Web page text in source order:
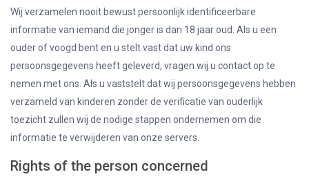
Wij verzamelen nooit bewust persoonlijk identificeerbare
informatie van iemand die jonger is dan 18 jaar oud. Als u een
ouder of voogd bent en u stelt vast dat uw kind ons
persoonsgegevens heeft geleverd, vragen wij u contact op te
nemen met ons. Als u vaststelt dat wij persoonsgegevens hebben
verzameld van kinderen zonder de verificatie van ouderlijk
toezicht zullen wij de nodige stappen ondernemen om die
informatie te verwijderen van onze servers.
Rights of the person concerned